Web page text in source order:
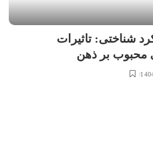
شناختی: تاثیرات
محبوب بر ذهن